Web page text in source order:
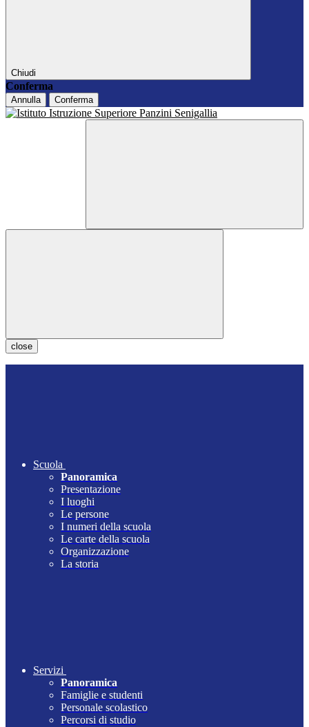
Chiudi
Conferma
Annulla Conferma
close
Scuola
Panoramica
Presentazione
I luoghi
Le persone
I numeri della scuola
Le carte della scuola
Organizzazione
La storia
Servizi
Panoramica
Famiglie e studenti
Personale scolastico
Percorsi di studio